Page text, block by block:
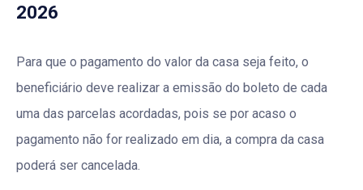
2026
Para que o pagamento do valor da casa seja feito, o
beneficiário deve realizar a emissão do boleto de cada
uma das parcelas acordadas, pois se por acaso o
pagamento não for realizado em dia, a compra da casa
poderá ser cancelada.